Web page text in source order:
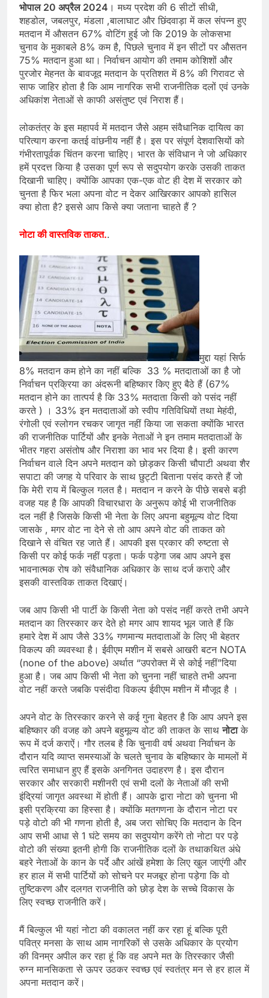
भोपाल 20 अप्रैल 2024 । मध्य प्रदेश की 6 सीटों सीधी,
शहडोल, जबलपुर, मंडला ,बालाघाट और छिंदवाड़ा में कल संपन्न हुए
मतदान में औसतन 67% वोटिंग हुई जो कि 2019 के लोकसभा
चुनाव के मुकाबले 8% कम है, पिछले चुनाव में इन सीटों पर औसतन
75% मतदान हुआ था। निर्वाचन आयोग की तमाम कोशिशों और
पुरजोर मेहनत के बावजूद मतदान के प्रतिशत में 8% की गिरावट से
साफ जाहिर होता है कि आम नागरिक सभी राजनीतिक दलों एवं उनके
अधिकांश नेताओं से काफी असंतुष्ट एवं निराश हैं।
लोकतंत्र के इस महापर्व में मतदान जैसे अहम संवैधानिक दायित्व का
परित्याग करना कतई वांछनीय नहीं है। इस पर संपूर्ण देशवासियों को
गंभीरतापूर्वक चिंतन करना चाहिए। भारत के संविधान ने जो अधिकार
हमें प्रदत्त किया है उसका पूर्ण रूप से सदुपयोग करके उसकी ताकत
दिखानी चाहिए। क्योंकि आपका एक-एक वोट ही देश में सरकार को
चुनता है फिर भला अपना वोट न देकर आखिरकार आपको हासिल
क्या होता है? इससे आप किसे क्या जताना चाहते हैं ?
नोटा की वास्तविक ताकत..
मुद्दा यहां सिर्फ
8% मतदान कम होने का नहीं बल्कि 33 % मतदाताओं का है जो
निर्वाचन प्रक्रिया का अंदरूनी बहिष्कार किए हुए बैठे हैं (67%
मतदान होने का तात्पर्य है कि 33% मतदाता किसी को पसंद नहीं
करते ) । 33% इन मतदाताओं को स्वीप गतिविधियों तथा मेहंदी,
रंगोली एवं स्लोगन रचकर जागृत नहीं किया जा सकता क्योंकि भारत
की राजनीतिक पार्टियों और इनके नेताओं ने इन तमाम मतदाताओं के
भीतर गहरा असंतोष और निराशा का भाव भर दिया है। इसी कारण
निर्वाचन वाले दिन अपने मतदान को छोड़कर किसी चौपाटी अथवा शैर
सपाटा की जगह ये परिवार के साथ छुट्टी बिताना पसंद करते हैं जो
कि मेरी राय में बिल्कुल गलत है। मतदान न करने के पीछे सबसे बड़ी
वजह यह है कि आपकी विचारधारा के अनुरूप कोई भी राजनीतिक
दल नहीं है जिसके किसी भी नेता के लिए अपना बहुमूल्य वोट दिया
जासके , मगर वोट ना देने से तो आप अपने वोट की ताकत को
दिखाने से वंचित रह जाते हैं। आपकी इस प्रकार की रुष्टता से
किसी पर कोई फर्क नहीं पड़ता। फर्क पड़ेगा जब आप अपने इस
भावनात्मक रोष को संवैधानिक अधिकार के साथ दर्ज कराऐ और
इसकी वास्तविक ताकत दिखाएं।
जब आप किसी भी पार्टी के किसी नेता को पसंद नहीं करते तभी अपने
मतदान का तिरस्कार कर देते हो मगर आप शायद भूल जाते हैं कि
हमारे देश में आप जैसे 33% गणमान्य मतदाताओं के लिए भी बेहतर
विकल्प की व्यवस्था है। ईवीएम मशीन में सबसे आखरी बटन NOTA
(none of the above) अर्थात “उपरोक्त में से कोई नहीं”दिया
हुआ है। जब आप किसी भी नेता को चुनना नहीं चाहते तभी अपना
वोट नहीं करते जबकि पसंदीदा विकल्प ईवीएम मशीन में मौजूद है ।
अपने वोट के तिरस्कार करने से कई गुना बेहतर है कि आप अपने इस
बहिष्कार की वजह को अपने बहुमूल्य वोट की ताकत के साथनोटाके
रूप में दर्ज कराऐं। गौर तलब है कि चुनावी वर्ष अथवा निर्वाचन के
दौरान यदि व्याप्त समस्याओं के चलते चुनाव के बहिष्कार के मामलों में
त्वरित समाधान हुए हैं इसके अनगिनत उदाहरण है। इस दौरान
सरकार और सरकारी मशीनरी एवं सभी दलों के नेताओं की सभी
इंद्रियां जागृत अवस्था में होती हैं। आपके द्वारा नोटा को चुनना भी
इसी प्रक्रिया का हिस्सा है। क्योंकि मतगणना के दौरान नोटा पर
पड़े वोटो की भी गणना होती है, अब जरा सोचिए कि मतदान के दिन
आप सभी आधा से 1 घंटे समय का सदुपयोग करेंगे तो नोटा पर पड़े
वोटो की संख्या इतनी होगी कि राजनीतिक दलों के तथाकथित अंधे
बहरे नेताओं के कान के पर्दे और आंखें हमेशा के लिए खुल जाएंगी और
हर हाल में सभी पार्टियों को सोचने पर मजबूर होना पड़ेगा कि वो
तुष्टिकरण और दलगत राजनीति को छोड़ देश के सच्चे विकास के
लिए स्वच्छ राजनीति करें।
मैं बिल्कुल भी यहां नोटा की वकालत नहीं कर रहा हूं बल्कि पूरी
पवित्र मनसा के साथ आम नागरिकों से उसके अधिकार के प्रयोग
की विनम्र अपील कर रहा हूं कि वह अपने मत के तिरस्कार जैसी
रुग्न मानसिकता से ऊपर उठकर स्वच्छ एवं स्वतंत्र मन से हर हाल में
अपना मतदान करें।